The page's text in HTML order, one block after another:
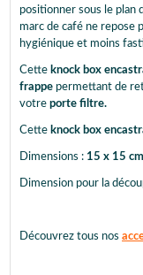
positionner sous le plan
marc de café ne repose
hygiénique et moins
Cette knock box
frappe permettant de
votre porte filtre.
Cette knock box
Dimensions : 15 x 15 cm
Dimension pour la
Découvrez tous nos